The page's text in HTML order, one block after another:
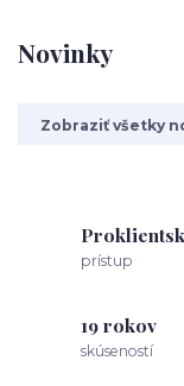
Novinky
Zobraziť všetky
prístup
19 rokov
skúseností